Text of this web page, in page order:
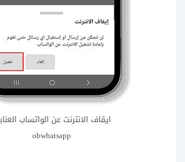
ايقاف الانترنت عن الواتساب
obwhatsapp